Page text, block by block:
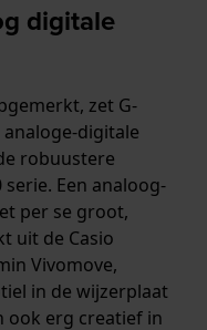
digitale
zet G-
digitale
robuustere
Een analoog-
per se groot,
uit de Casio
Vivomove,
in de wijzerplaat
ook erg creatief in